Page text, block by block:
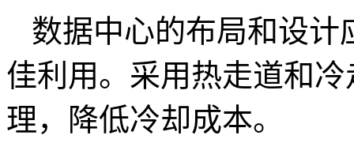
数据中心的布局和设计
佳利用。采用热走道和
理，降低冷却成本。